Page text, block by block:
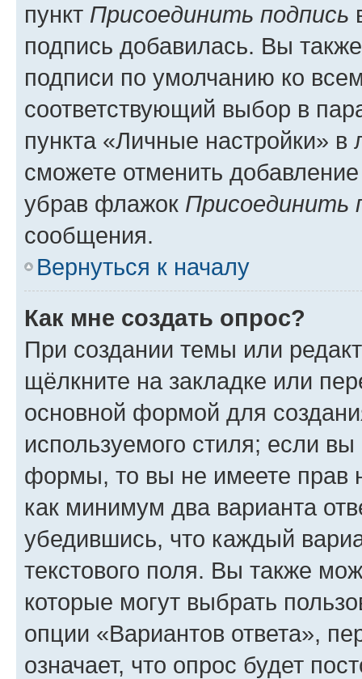
пункт Присоединить подпись
подпись добавилась. Вы
подписи по умолчанию ко
соответствующий выбор в
пункта «Личные настройки»
сможете отменить
убрав флажок Присоединить
сообщения.
Вернуться к началу
Как мне создать опрос?
При создании темы или
щёлкните на закладке или
основной формой для
используемого стиля; если
формы, то вы не имеете прав
как минимум два варианта
убедившись, что каждый
текстового поля. Вы также
которые могут выбрать
опции «Вариантов ответа»,
означает, что опрос будет